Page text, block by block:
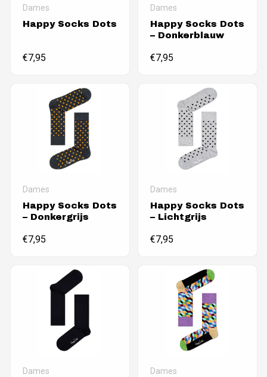
Dames
Happy Socks Dots
€7,95
Dames
Happy Socks Dots
– Donkerblauw
€7,95
Dames
Happy Socks Dots
– Donkergrijs
€7,95
Dames
Happy Socks Dots
– Lichtgrijs
€7,95
Dames
Dames